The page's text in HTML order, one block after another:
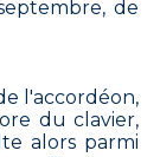
de
l'accordéon,
du clavier,
alors parmi